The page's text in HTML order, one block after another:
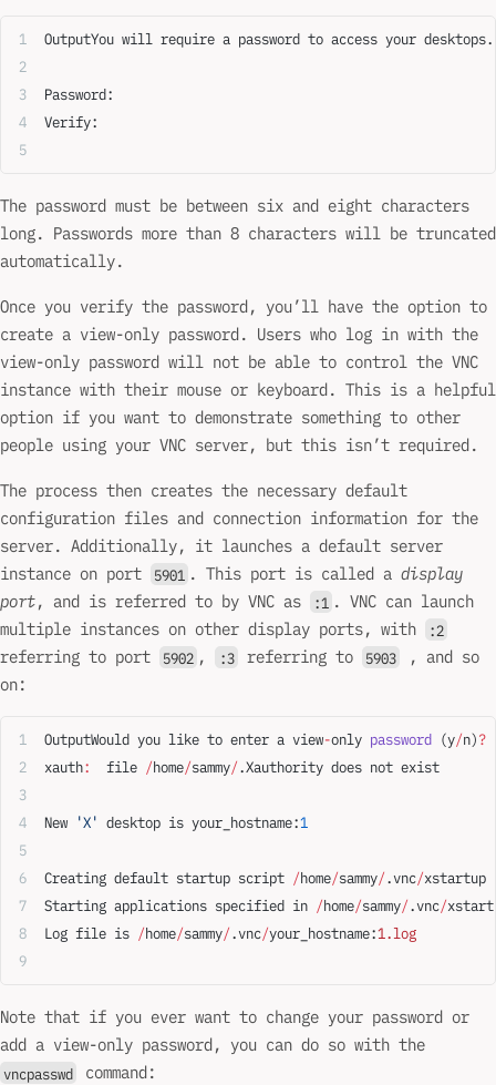
OutputYou will require a password to access your desktops.
Password:
Verify:
The password must be between six and eight characters
long. Passwords more than 8 characters will be truncated
automatically.
Once you verify the password, you’ll have the option to
create a view-only password. Users who log in with the
view-only password will not be able to control the VNC
instance with their mouse or keyboard. This is a helpful
option if you want to demonstrate something to other
people using your VNC server, but this isn’t required.
The process then creates the necessary default
configuration files and connection information for the
server. Additionally, it launches a default server
instance on port
5901 . This port is called adisplay
port, and is referred to by VNC as :1 . VNC can launch
multiple instances on other display ports, with
:2
referring to port 5902 , :3 referring to 5903
, and so
on:
OutputWould you like to enter a view-only password (y/n)?
xauth:
  file
/home/sammy/.Xauthority does not exist
New 'X' desktop is your_hostname:1
Creating default startup script /home/sammy/.vnc/xstartup
Starting applications specified in /home/sammy/.vnc/
Log file is /home/sammy/.vnc/your_hostname:1.log
Note that if you ever want to change your password or
add a view-only password, you can do so with the
vncpasswd command: